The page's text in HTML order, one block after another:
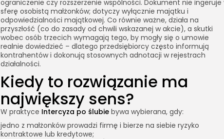
ograniczenie czy rozszerzenie wspólności. Dokument nie ingeruje
sferę osobistą małżonków; dotyczy wyłącznie majątku i
odpowiedzialności majątkowej. Co równie ważne, działa na
przyszłość (co do zasady od chwili wskazanej w akcie), a skutki
wobec osób trzecich wymagają tego, by mogły się o umowie
realnie dowiedzieć – dlatego przedsiębiorcy często informują
kontrahentów i dokonują stosownych adnotacji w rejestrach
działalności.
Kiedy to rozwiązanie ma
największy sens?
W praktyce Intercyza po ślubie bywa wybierana, gdy:
jedno z małżonków prowadzi firmę i bierze na siebie ryzyko
kontraktowe lub kredytowe;